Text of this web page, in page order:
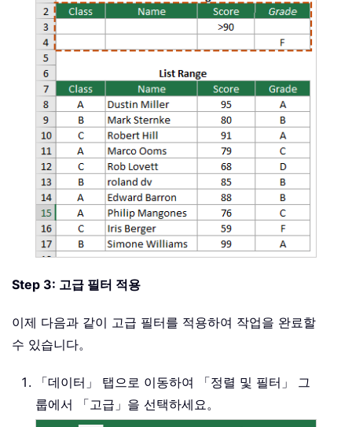
Step 3: 고급 필터 적용
이제 다음과 같이 고급 필터를 적용하여 작업을 완료할
수 있습니다。
「데이터」 탭으로 이동하여 「정렬 및 필터」 그
룹에서 「고급」을 선택하세요。